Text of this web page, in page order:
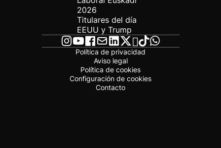
2026
Titulares del día
EEUU y Trump
Política de privacidad
Aviso legal
Política de cookies
Configuración de cookies
Contacto